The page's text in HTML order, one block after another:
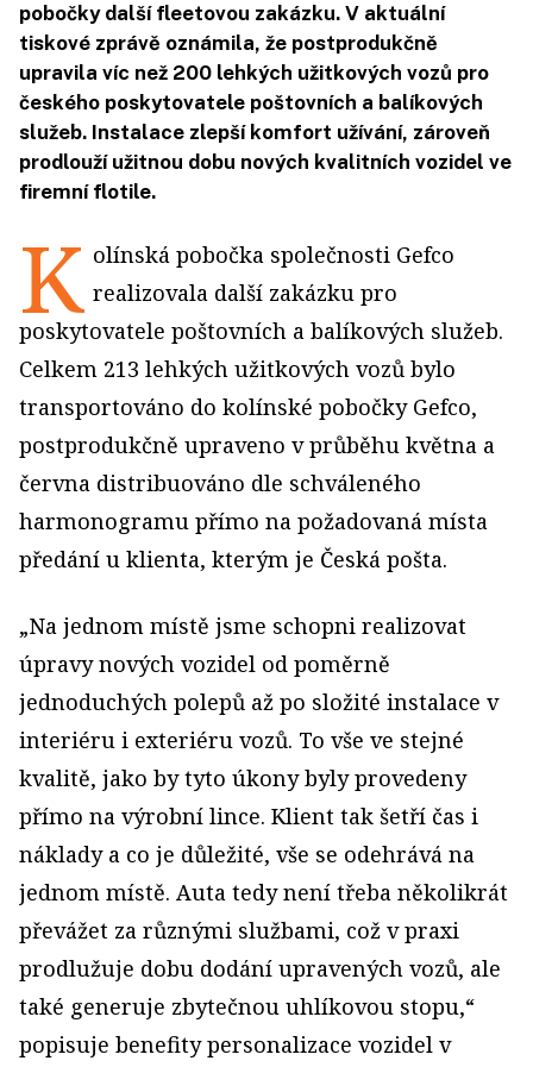
pobočky další fleetovou zakázku. V aktuální
tiskové zprávě oznámila, že postprodukčně
upravila víc než 200 lehkých užitkových vozů pro
českého poskytovatele poštovních a balíkových
služeb. Instalace zlepší komfort užívání, zároveň
prodlouží užitnou dobu nových kvalitních vozidel ve
firemní flotile.
K olínská pobočka společnosti Gefco
realizovala další zakázku pro
poskytovatele poštovních a balíkových služeb.
Celkem 213 lehkých užitkových vozů bylo
transportováno do kolínské pobočky Gefco,
postprodukčně upraveno v průběhu května a
června distribuováno dle schváleného
harmonogramu přímo na požadovaná místa
předání u klienta, kterým je Česká pošta.
„Na jednom místě jsme schopni realizovat
úpravy nových vozidel od poměrně
jednoduchých polepů až po složité instalace v
interiéru i exteriéru vozů. To vše ve stejné
kvalitě, jako by tyto úkony byly provedeny
přímo na výrobní lince. Klient tak šetří čas i
náklady a co je důležité, vše se odehrává na
jednom místě. Auta tedy není třeba několikrát
převážet za různými službami, což v praxi
prodlužuje dobu dodání upravených vozů, ale
také generuje zbytečnou uhlíkovou stopu,“
popisuje benefity personalizace vozidel v